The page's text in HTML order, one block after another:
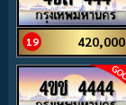
19 420,000
4ขช 4444